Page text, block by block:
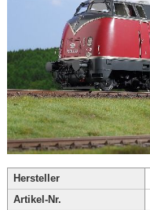
Hersteller
Artikel-Nr.